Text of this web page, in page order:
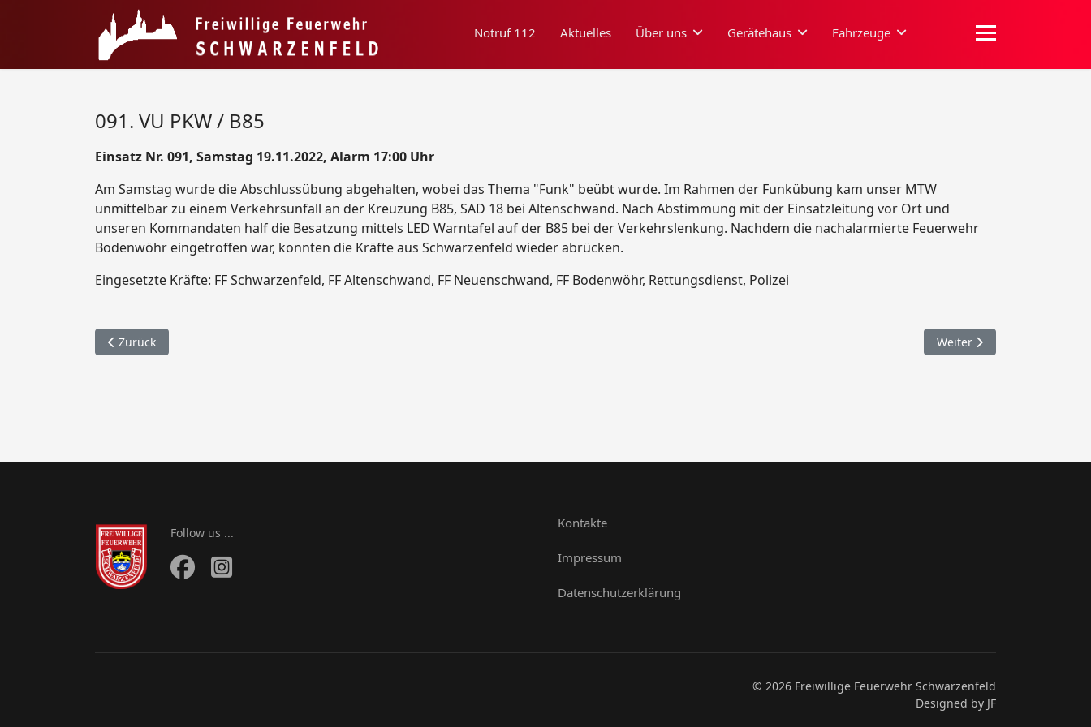
Notruf 112 Aktuelles Über uns Gerätehaus Fahrzeuge
091. VU PKW / B85
Einsatz Nr. 091, Samstag 19.11.2022, Alarm 17:00 Uhr
Am Samstag wurde die Abschlussübung abgehalten, wobei das Thema "Funk" beübt wurde. Im Rahmen der Funkübung kam unser MTW
unmittelbar zu einem Verkehrsunfall an der Kreuzung B85, SAD 18 bei Altenschwand. Nach Abstimmung mit der Einsatzleitung vor Ort und
unseren Kommandaten half die Besatzung mittels LED Warntafel auf der B85 bei der Verkehrslenkung. Nachdem die nachalarmierte Feuerwehr
Bodenwöhr eingetroffen war, konnten die Kräfte aus Schwarzenfeld wieder abrücken.
Eingesetzte Kräfte: FF Schwarzenfeld, FF Altenschwand, FF Neuenschwand, FF Bodenwöhr, Rettungsdienst, Polizei
Vorheriger Beitrag: 092. VU mehrere PKW / A93
Zurück Nächster Beitrag: 090.
Weiter
Follow us ...
Kontakte
Impressum
Datenschutzerklärung
© 2026 Freiwillige Feuerwehr Schwarzenfeld
Designed by JF